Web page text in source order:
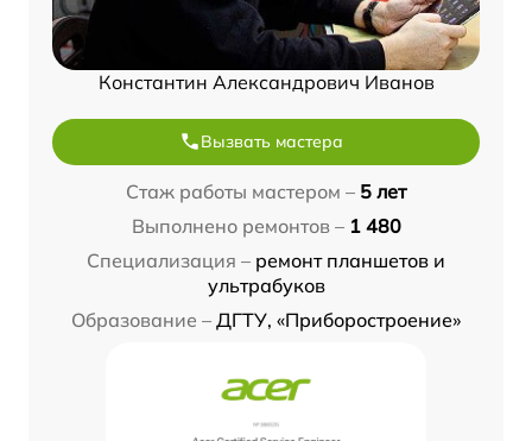
Константин Александрович Иванов
Вызвать мастера
Стаж работы мастером – 5 лет
Выполнено ремонтов – 1 480
Специализация – ремонт планшетов и
ультрабуков
Образование – ДГТУ, «Приборостроение»